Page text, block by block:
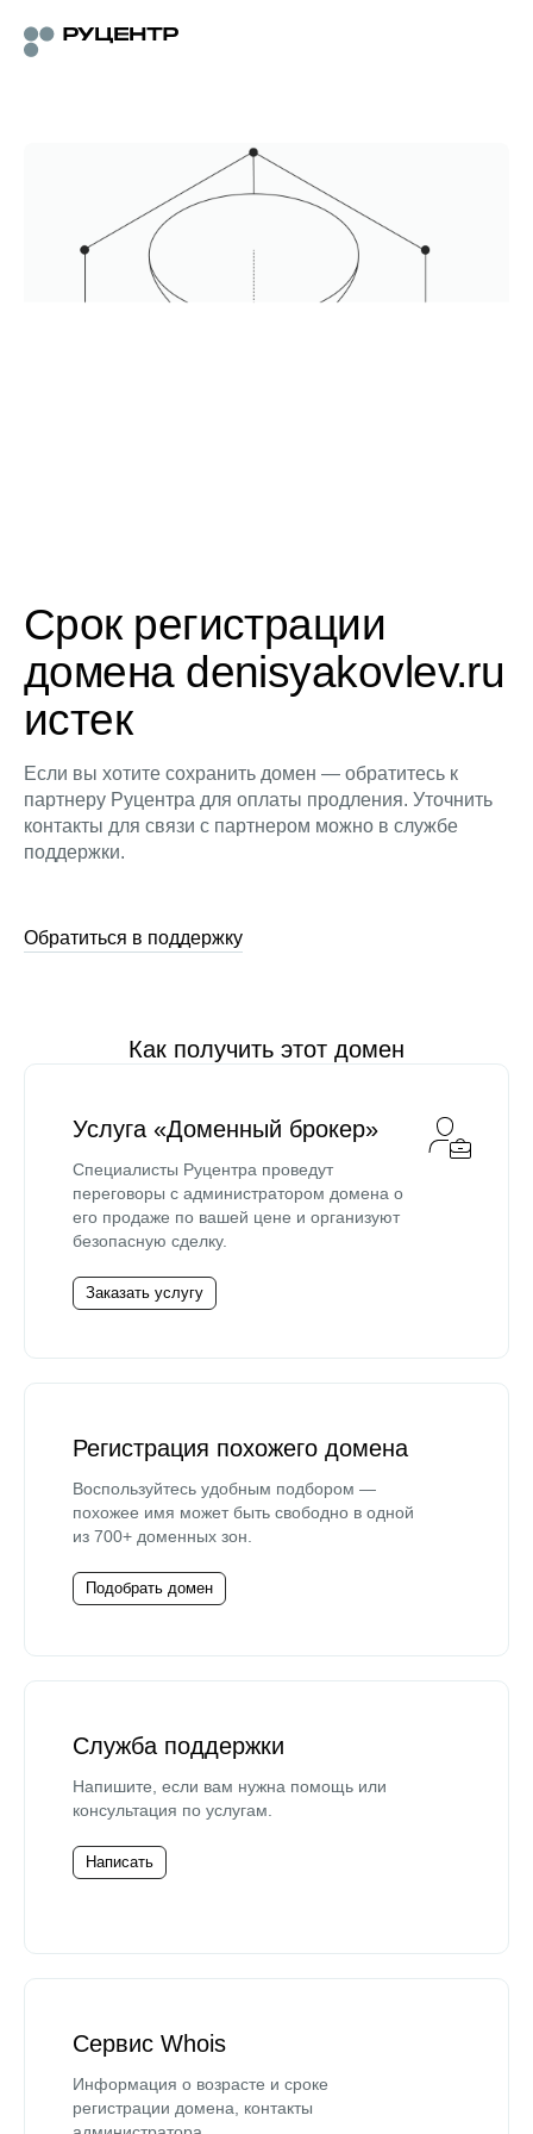
Срок регистрации
домена denisyakovlev.ru
истек
Если вы хотите сохранить домен — обратитесь к
партнеру Руцентра для оплаты продления. Уточнить
контакты для связи с партнером можно в службе
поддержки.
Обратиться в поддержку
Как получить этот домен
Услуга «Доменный брокер»
Специалисты Руцентра проведут
переговоры с администратором домена о
его продаже по вашей цене и организуют
безопасную сделку.
Заказать услугу
Регистрация похожего домена
Воспользуйтесь удобным подбором —
похожее имя может быть свободно в одной
из 700+ доменных зон.
Подобрать домен
Служба поддержки
Напишите, если вам нужна помощь или
консультация по услугам.
Написать
Сервис Whois
Информация о возрасте и сроке
регистрации домена, контакты